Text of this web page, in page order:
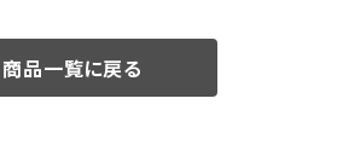
商品一覧に戻る